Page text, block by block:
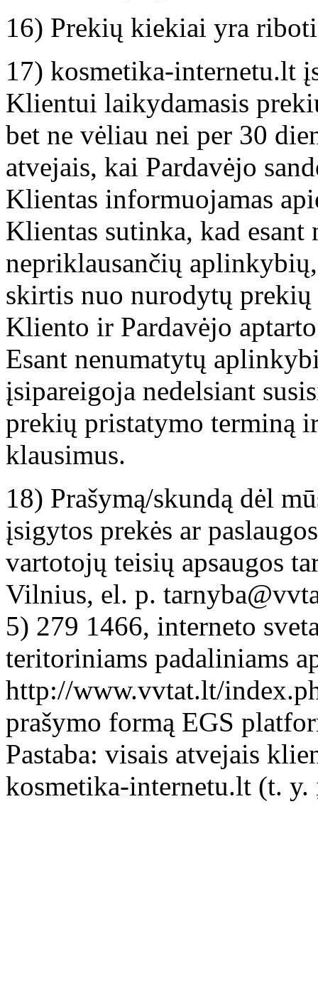
16) Prekių kiekiai yra
17) kosmetika-internetu.lt
Klientui laikydamasis
bet ne vėliau nei per 30
atvejais, kai Pardavėjo
Klientas informuojamas
Klientas sutinka, kad esant
nepriklausančių
skirtis nuo nurodytų prekių
Kliento ir Pardavėjo
Esant nenumatytų
įsipareigoja nedelsiant
prekių pristatymo terminą
klausimus.
18) Prašymą/skundą dėl
įsigytos prekės ar
vartotojų teisių apsaugos
Vilnius, el. p.
5) 279 1466, interneto
teritoriniams padaliniams
http://www.vvtat.lt/
prašymo formą EGS
Pastaba: visais atvejais
kosmetika-internetu.lt (t. y.